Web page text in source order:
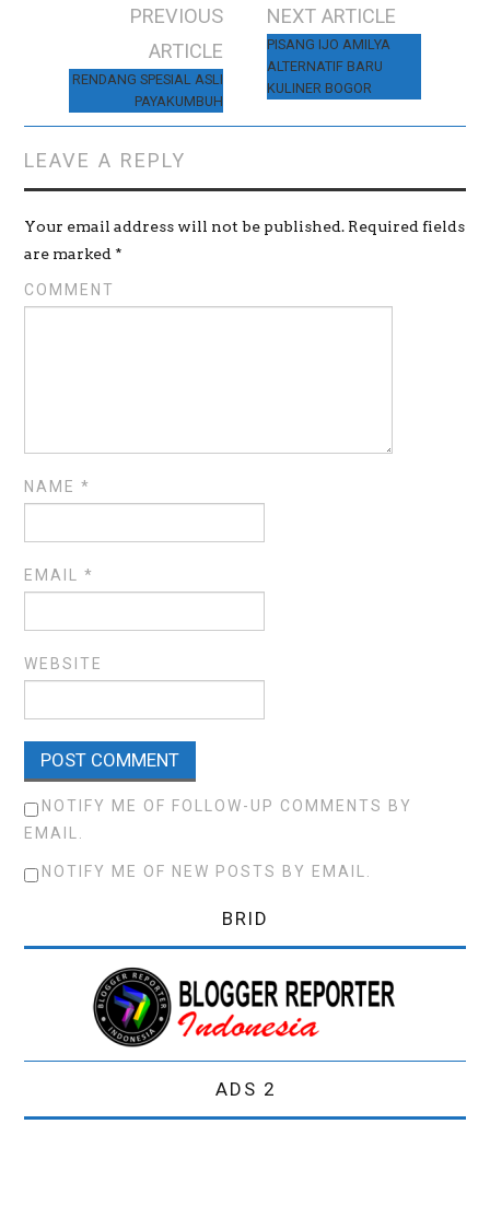
w
)
Post navigation
PREVIOUS
ARTICLE
RENDANG SPESIAL ASLI
PAYAKUMBUH
NEXT ARTICLE
PISANG IJO AMILYA
ALTERNATIF BARU
KULINER BOGOR
LEAVE A REPLY
Your email address will not be published. Required fields
are marked *
COMMENT
NAME*
EMAIL*
WEBSITE
NOTIFY ME OF FOLLOW-UP COMMENTS BY
EMAIL.
NOTIFY ME OF NEW POSTS BY EMAIL.
BRID
ADS 2